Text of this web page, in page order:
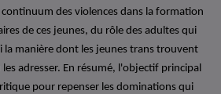
des violences dans la formation
de ces jeunes, du rôle des adultes qui
la manière dont les jeunes trans trouvent
adresser. En résumé, l'objectif principal
pour repenser les dominations qui